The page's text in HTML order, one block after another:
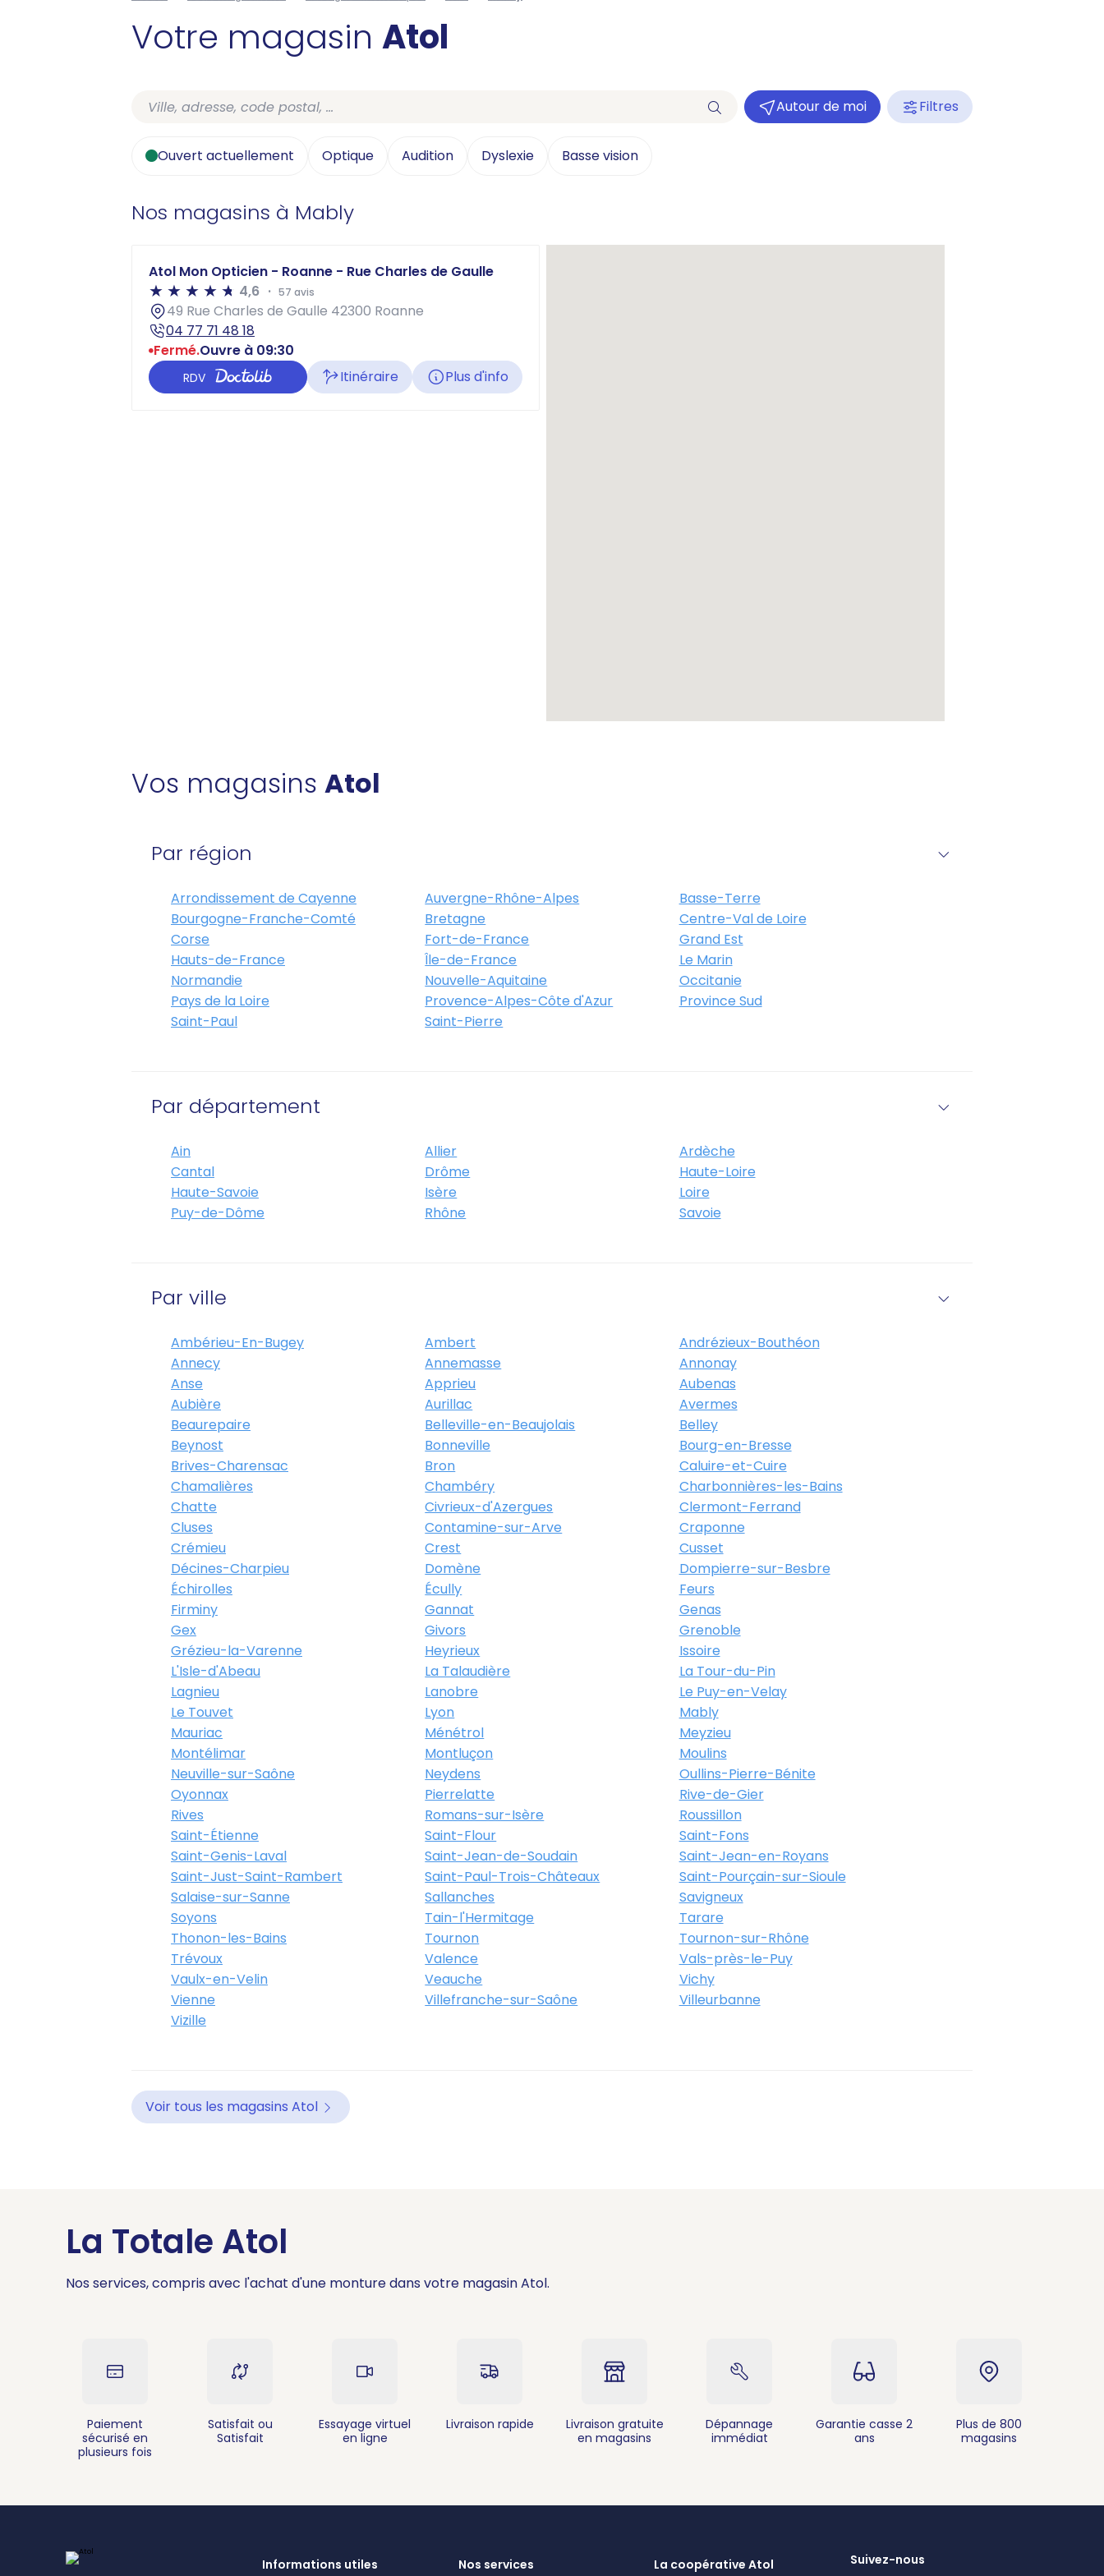
Votre magasin Atol
Autour de moi Filtres
Ouvert actuellement Optique Audition Dyslexie Basse vision
Nos magasins à Mably
Atol Mon Opticien - Roanne - Rue Charles de Gaulle
4,6
57 avis
49 Rue Charles de Gaulle 42300 Roanne
04 77 71 48 18
Fermé.Ouvre à 09:30
RDV Itinéraire Plus d'info
Vos magasins Atol
Par région
Arrondissement de Cayenne Auvergne-Rhône-Alpes
Basse-Terre
Bourgogne-Franche-Comté
Bretagne
Centre-Val de Loire
Corse
Fort-de-France
Grand Est
Hauts-de-France
Île-de-France
Le Marin
Normandie
Nouvelle-Aquitaine
Occitanie
Pays de la Loire
Provence-Alpes-Côte d'Azur
Province Sud
Saint-Paul
Saint-Pierre
Par département
Ain Allier
Ardèche
Cantal
Drôme
Haute-Loire
Haute-Savoie
Isère
Loire
Puy-de-Dôme
Rhône Savoie
Par ville
Ambérieu-En-Bugey Ambert
Andrézieux-Bouthéon
Annecy
Annemasse
Annonay
Anse
Apprieu
Aubenas
Aubière
Aurillac
Avermes
Beaurepaire
Belleville-en-Beaujolais
Belley
Beynost
Bonneville
Bourg-en-Bresse
Brives-Charensac
Bron
Caluire-et-Cuire
Chamalières
Chambéry
Charbonnières-les-Bains
Chatte
Civrieux-d'Azergues
Clermont-Ferrand
Cluses
Contamine-sur-Arve
Craponne
Crémieu
Crest
Cusset
Décines-Charpieu
Domène
Dompierre-sur-Besbre
Échirolles
Écully
Feurs
Firminy
Gannat
Genas
Gex
Givors
Grenoble
Grézieu-la-Varenne
Heyrieux
Issoire
L'Isle-d'Abeau
La Talaudière
La Tour-du-Pin
Lagnieu
Lanobre
Le Puy-en-Velay
Le Touvet
Lyon
Mably
Mauriac
Ménétrol
Meyzieu
Montélimar
Montluçon
Moulins
Neuville-sur-Saône
Neydens
Oullins-Pierre-Bénite
Oyonnax
Pierrelatte
Rive-de-Gier
Rives
Romans-sur-Isère
Roussillon
Saint-Étienne
Saint-Flour
Saint-Fons
Saint-Genis-Laval
Saint-Jean-de-Soudain
Saint-Jean-en-Royans
Saint-Just-Saint-Rambert
Saint-Paul-Trois-Châteaux
Saint-Pourçain-sur-Sioule
Salaise-sur-Sanne
Sallanches
Savigneux
Soyons
Tain-l'Hermitage
Tarare
Thonon-les-Bains
Tournon
Tournon-sur-Rhône
Trévoux
Valence
Vals-près-le-Puy
Vaulx-en-Velin
Veauche
Vichy
Vienne
Villefranche-sur-Saône
Villeurbanne
Vizille
Voir tous les magasins Atol
La Totale Atol
Nos services, compris avec l'achat d'une monture dans votre magasin Atol.
Paiement
sécurisé en
plusieurs fois
Satisfait ou
Satisfait
Essayage virtuel
en ligne
Livraison rapide
Livraison gratuite
en magasins
Dépannage
immédiat
Garantie casse 2
ans
Plus de 800
magasins
Informations utiles Nos services La coopérative Atol Suivez-nous